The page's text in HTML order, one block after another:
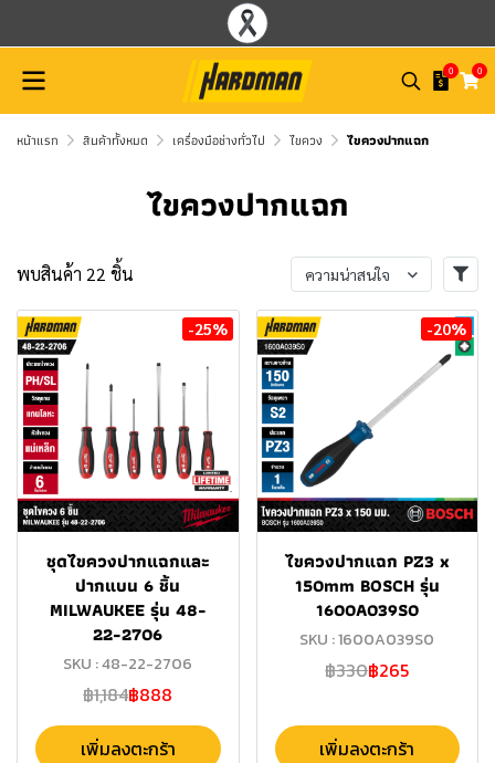
0 0
หน้าแรก สินค้าทั้งหมด เครื่องมือช่างทั่วไป ไขควง ไขควงปากแฉก
ไขควงปากแฉก
พบสินค้า 22 ชิ้น ความน่าสนใจ
-25%
ชุดไขควงปากแฉกและ
ปากแบน 6 ชิ้น
MILWAUKEE รุ่น 48-
22-2706
SKU : 48-22-2706
฿1,184฿888
เพิ่มลงตะกร้า
-20%
ไขควงปากแฉก PZ3 x
150mm BOSCH รุ่น
1600A039S0
SKU : 1600A039S0
฿330฿265
เพิ่มลงตะกร้า